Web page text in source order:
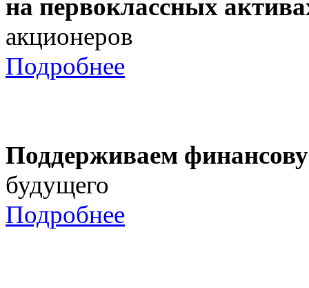
на первоклассных
акционеров
Подробнее
Поддерживаем
будущего
Подробнее